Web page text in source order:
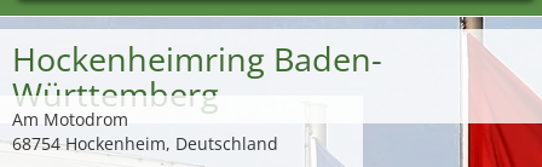
Hockenheimring Baden-
Württemberg
Am Motodrom
68754 Hockenheim, Deutschland
Messenamen Länder Städte
Branchen
Dienstleisterbranchen